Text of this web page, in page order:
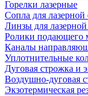
Горелки лазерные
Сопла для лазерной
Линзы для лазерной
Ролики подающего
Каналы
Уплотнительные
Дуговая строжка и
Воздушно-дуговая
Экзотермическая